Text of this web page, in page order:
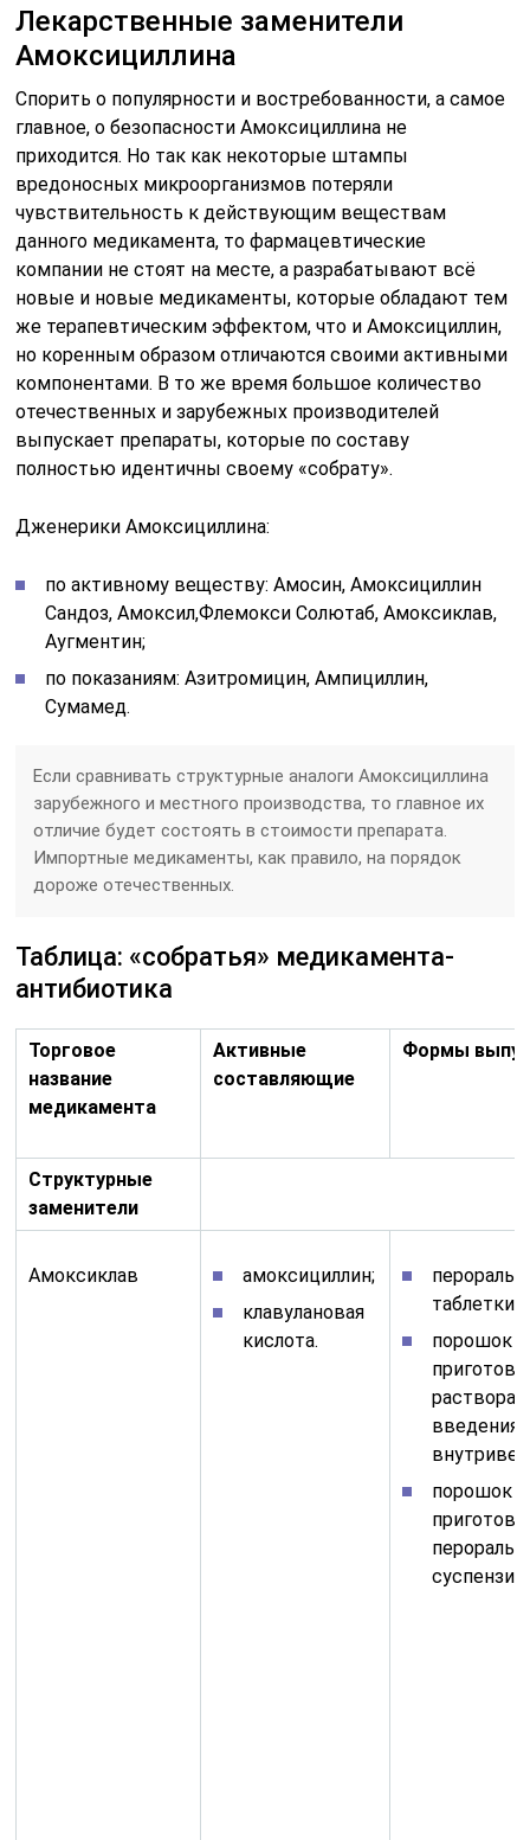
Лекарственные заменители
Амоксициллина
Спорить о популярности и востребованности, а самое
главное, о безопасности Амоксициллина не
приходится. Но так как некоторые штампы
вредоносных микроорганизмов потеряли
чувствительность к действующим веществам
данного медикамента, то фармацевтические
компании не стоят на месте, а разрабатывают всё
новые и новые медикаменты, которые обладают тем
же терапевтическим эффектом, что и Амоксициллин,
но коренным образом отличаются своими активными
компонентами. В то же время большое количество
отечественных и зарубежных производителей
выпускает препараты, которые по составу
полностью идентичны своему «собрату».
Дженерики Амоксициллина:
по активному веществу: Амосин, Амоксициллин
Сандоз, Амоксил,Флемокси Солютаб, Амоксиклав,
Аугментин;
по показаниям: Азитромицин, Ампициллин,
Сумамед.
Если сравнивать структурные аналоги Амоксициллина
зарубежного и местного производства, то главное их
отличие будет состоять в стоимости препарата.
Импортные медикаменты, как правило, на порядок
дороже отечественных.
Таблица: «собратья» медикамента-
антибиотика
Торговое
название
медикамента
Активные
составляющие
Формы
Структурные
заменители
Амоксиклав
амоксициллин;
клавулановая
кислота.
таблетки;
порошок
раствора
введения
порошок
суспензии.